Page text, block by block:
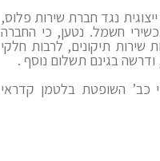
נגד חברת שירות פלוס,
חשמל. נטען, כי החברה
שירות תיקונים, לרבות חלקי
בגינם תשלום נוסף .
כב’ השופטת בלטמן קדראי